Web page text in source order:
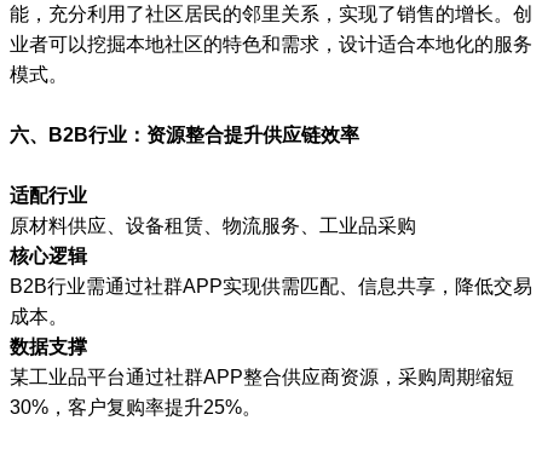
能，充分利用了社区居民的邻里关系，实现了销售的增长。创
业者可以挖掘本地社区的特色和需求，设计适合本地化的服务
模式。
六、B2B行业：资源整合提升供应链效率
适配行业
原材料供应、设备租赁、物流服务、工业品采购
核心逻辑
B2B行业需通过社群APP实现供需匹配、信息共享，降低交易
成本。
数据支撑
某工业品平台通过社群APP整合供应商资源，采购周期缩短
30%，客户复购率提升25%。